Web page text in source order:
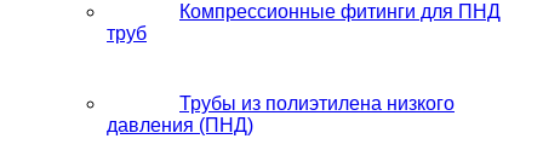
Компрессионные фитинги для ПНД
труб
Трубы из полиэтилена низкого
давления (ПНД)